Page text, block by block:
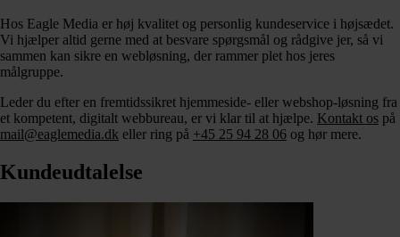
Hos Eagle Media er høj kvalitet og personlig kundeservice i højsædet.
Vi hjælper altid gerne med at besvare spørgsmål og rådgive jer, så vi
sammen kan sikre en webløsning, der rammer plet hos jeres
målgruppe.
Leder du efter en fremtidssikret hjemmeside- eller webshop-løsning fra
et kompetent, digitalt webbureau, er vi klar til at hjælpe. Kontakt os på
mail@eaglemedia.dk eller ring på +45 25 94 28 06 og hør mere.
Kundeudtalelse